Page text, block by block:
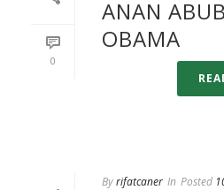
0
ANAN
OBAMA
Byrifatcaner In Posted